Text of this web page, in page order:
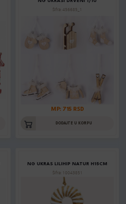
Šifra: 456685_1
MP: 715 RSD
DODAJTE U KORPU
NG UKRAS LILIHIP NATUR H15CM
Šifra: 10043851